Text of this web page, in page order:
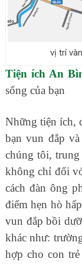
vị trí
Tiện ích An
sống của bạn
Những tiện ích,
bạn vun đắp
chúng tôi, trung
không chỉ đối
cách đàn ông
điểm hẹn hò
vun đắp bồi
khác như:
hợp cho con